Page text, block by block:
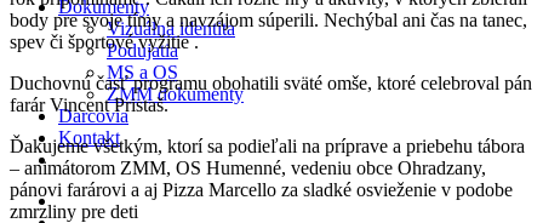
Dokumenty
Vizuálna identita
Podujatia
MS a OS
ZMM dokumenty
Darcovia
Kontakt
body pre svoje tímy a navzájom súperili. Nechýbal ani čas na tanec,
spev či športové vyžitie.
Duchovnú časť programu obohatili sväté omše, ktoré celebroval pán
farár Vincent Pristaš.
Ďakujeme všetkým, ktorí sa podieľali na príprave a priebehu tábora
– animátorom ZMM, OS Humenné, vedeniu obce Ohradzany,
pánovi farárovi a aj Pizza Marcello za sladké osvieženie v podobe
zmrzliny pre deti